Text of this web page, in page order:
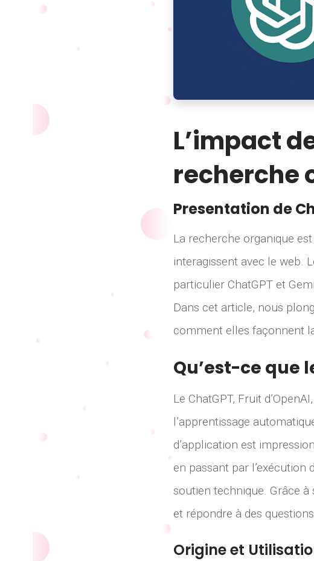
L’impact
recherche
Presentation de
La recherche organique
interagissent avec le web.
particulier ChatGPT et
Dans cet article, nous
comment elles façonnent
Qu’est-ce que
Le ChatGPT, Fruit
l’apprentissage
d’application est
en passant par
soutien technique. Grâce
et répondre à des
Origine et